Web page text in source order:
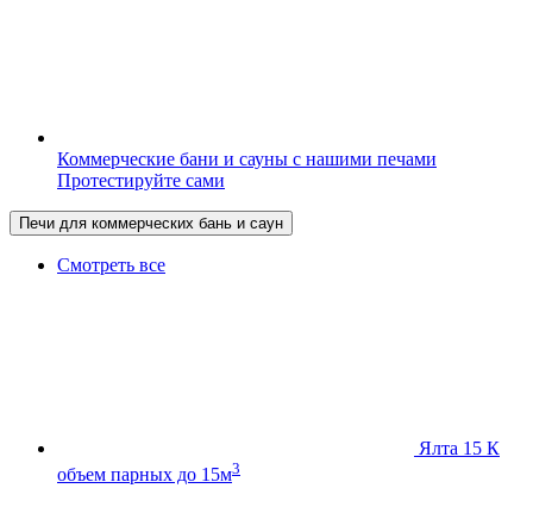
Коммерческие бани и сауны с нашими печами
Протестируйте сами
Печи для коммерческих бань и саун
Смотреть все
Ялта 15 К
объем парных до 15м3